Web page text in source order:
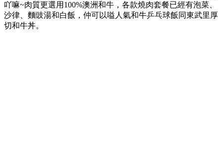
吖嘛~肉質更選用100%澳洲和牛，各款燒肉套餐已經有泡菜、
沙律、麵豉湯和白飯，仲可以嗌人氣和牛乒乓球飯同東武里厚
切和牛丼。